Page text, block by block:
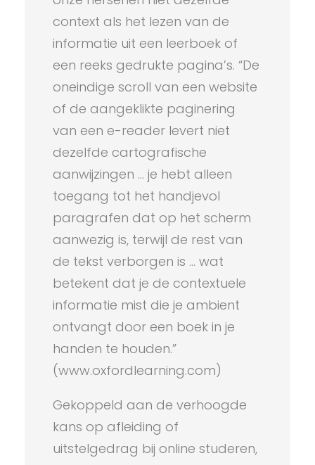
context als het lezen van de
informatie uit een leerboek of
een reeks gedrukte pagina’s. “De
oneindige scroll van een website
of de aangeklikte paginering
van een e-reader levert niet
dezelfde cartografische
aanwijzingen … je hebt alleen
toegang tot het handjevol
paragrafen dat op het scherm
aanwezig is, terwijl de rest van
de tekst verborgen is … wat
betekent dat je de contextuele
informatie mist die je ambient
ontvangt door een boek in je
handen te houden.”
(www.oxfordlearning.com)
Gekoppeld aan de verhoogde
kans op afleiding of
uitstelgedrag bij online studeren,